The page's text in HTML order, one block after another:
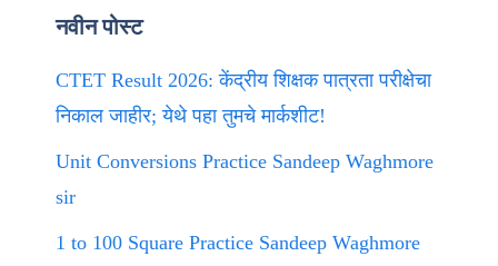
नवीन पोस्ट
CTET Result 2026: केंद्रीय शिक्षक पात्रता परीक्षेचा
निकाल जाहीर; येथे पहा तुमचे मार्कशीट!
Unit Conversions Practice Sandeep Waghmore
sir
1 to 100 Square Practice Sandeep Waghmore